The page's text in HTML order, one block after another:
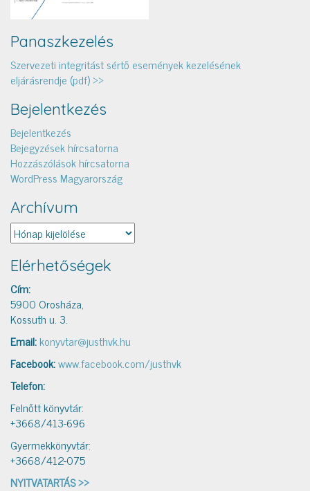
Panaszkezelés
Szervezeti integritást sértő események kezelésének
eljárásrendje (pdf) >>
Bejelentkezés
Bejelentkezés
Bejegyzések hírcsatorna
Hozzászólások hírcsatorna
WordPress Magyarország
Archívum
Archívum
Elérhetőségek
Cím:
5900 Orosháza,
Kossuth u. 3.
Email:konyvtar@justhvk.hu
Facebook:www.facebook.com/justhvk
Telefon:
Felnőtt könyvtár:
+3668/413-696
Gyermekkönyvtár:
+3668/412-075
NYITVATARTÁS >>